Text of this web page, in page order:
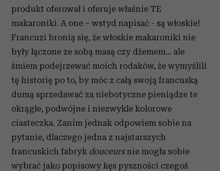
produkt oferował i oferuje właśnie TE
makaroniki. A one – wstyd napisać - są włoskie!
Francuzi bronią się, że włoskie makaroniki nie
były łączone ze sobą masą czy dżemem… ale
śmiem podejrzewać moich rodaków, że wymyślili
tę historię po to, by móc z całą swoją francuską
dumą sprzedawać za niebotyczne pieniądze te
okrągłe, podwójne i niezwykle kolorowe
ciasteczka. Zanim jednak odpowiem sobie na
pytanie, dlaczego jedna z najstarszych
francuskich fabryk douceursnie mogła sobie
wybrać jako popisowy kęs pyszności czegoś